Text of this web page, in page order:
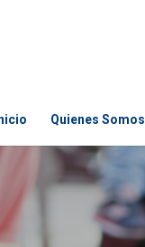
Quienes Somos